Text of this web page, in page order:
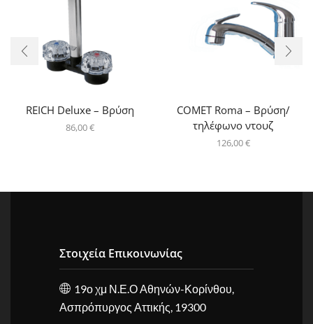
REICH Deluxe – Βρύση
86,00€
COMET Roma – Βρύση/
τηλέφωνο ντουζ
126,00€
Στοιχεία Επικοινωνίας
19ο χμ Ν.Ε.Ο Αθηνών-Κορίνθου,
Ασπρόπυργος Αττικής, 19300